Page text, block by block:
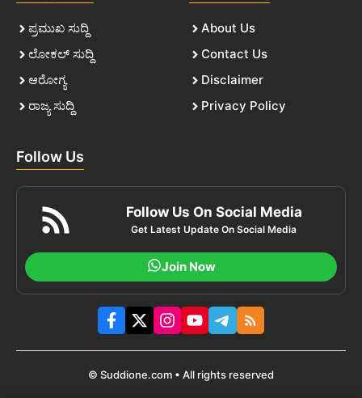
ಪ್ರಮುಖ ಸುದ್ದಿ
ಲೋಕಲ್ ಸುದ್ದಿ
ಆರೋಗ್ಯ
ರಾಜ್ಯ ಸುದ್ದಿ
About Us
Contact Us
Disclaimer
Privacy Policy
Follow Us
Follow Us On Social Media
Get Latest Update On Social Media
Join Now
© Suddione.com • All rights reserved